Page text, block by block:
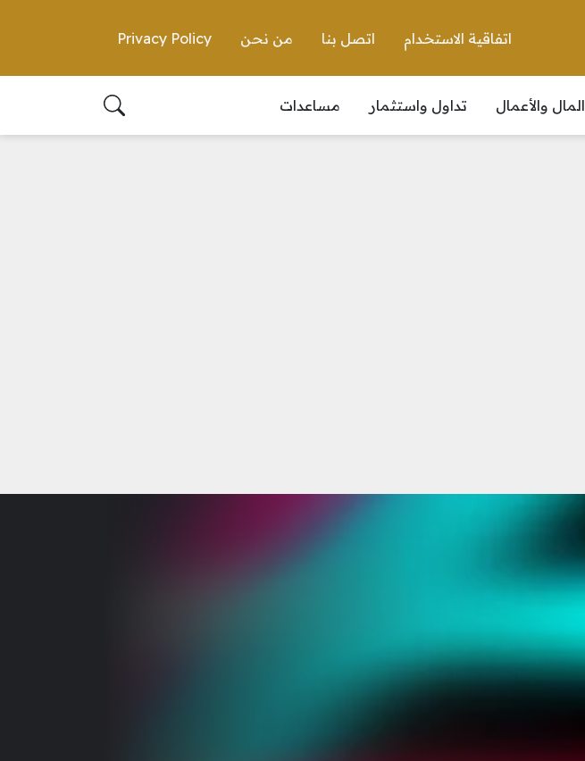
اتفاقية الاستخدام اتصل بنا من نحن Privacy Policy
المال والأعمال تداول واستثمار مساعدات